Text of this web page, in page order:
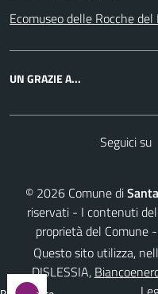
Ecomuseo delle Rocche del
UN GRAZIE A...
Seguici su
© 2026 Comune di
riservati - I contenuti
proprietà del Comune
Questo sito utilizza,
DISLESSIA,